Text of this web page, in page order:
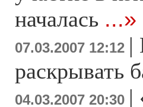
началась ...»
07.03.2007 12:12 |
раскрывать
04.03.2007 20:30 |